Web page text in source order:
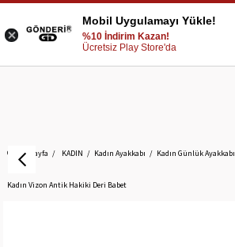
Anasayfa KADIN Kadın Ayakkabı Kadın Günlük Ayakkabı
Kadın Vizon Antik Hakiki Deri Babet
Mobil Uygulamayı Yükle!
%10 İndirim Kazan!
Ücretsiz Play Store'da